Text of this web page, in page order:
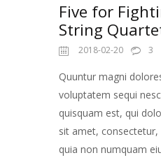
Five for
String
2018-02-20 3
Quuntur magni
voluptatem sequi
quisquam est, qui
sit amet, consectetur,
quia non numquam